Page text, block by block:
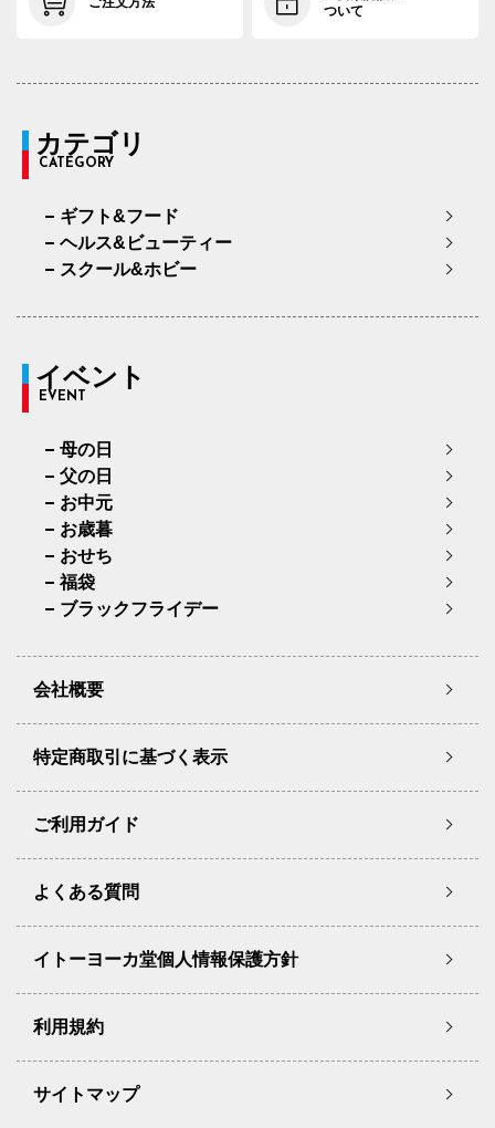
ついて
カテゴリ
CATEGORY
ギフト&フード
ヘルス&ビューティー
スクール&ホビー
イベント
EVENT
母の日
父の日
お中元
お歳暮
おせち
福袋
ブラックフライデー
会社概要
特定商取引に基づく表示
ご利用ガイド
よくある質問
イトーヨーカ堂個人情報保護方針
利用規約
サイトマップ